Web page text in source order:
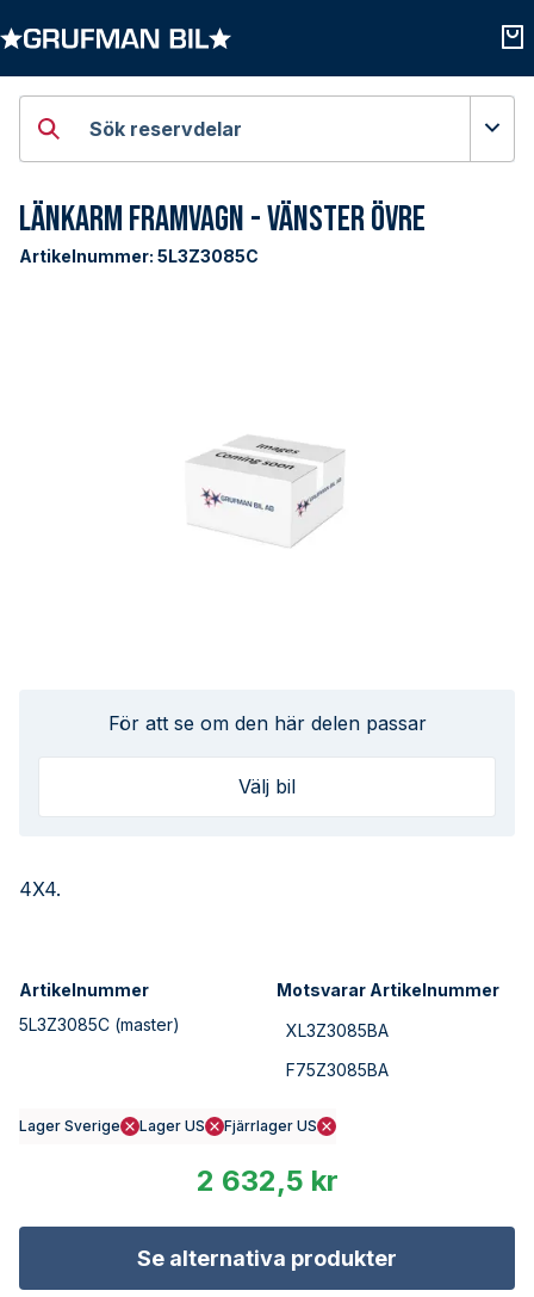
Sök reservdelar
Länkarm Framvagn - Vänster Övre
Artikelnummer: 5L3Z3085C
För att se om den här delen passar
Välj bil
4X4.
Artikelnummer
5L3Z3085C (master)
Motsvarar Artikelnummer
XL3Z3085BA
F75Z3085BA
Lager Sverige Lager US Fjärrlager US
2 632,5 kr
Se alternativa produkter